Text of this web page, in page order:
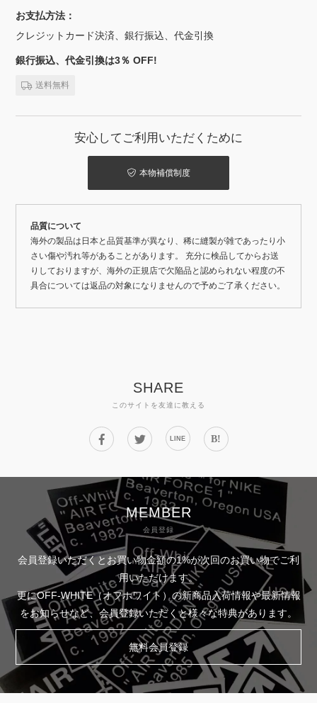
お支払方法：
クレジットカード決済、銀行振込、代金引換
銀行振込、代金引換は3％ OFF!
送料無料
安心してご利用いただくために
本物補償制度
品質について
海外の製品は日本と品質基準が異なり、稀に縫製が雑であったり小
さい傷や汚れ等があることがあります。 充分に検品してからお送
りしておりますが、海外の正規店で欠陥品と認められない程度の不
具合については返品の対象になりませんので予めご了承ください。
SHARE
このサイトを友達に教える
LINE B!
MEMBER
会員登録
会員登録いただくとお買い物金額の1%が次回のお買い物でご利
用いただけます。
更にOFF-WHITE（オフホワイト）の新商品入荷情報や最新情報
をお知らせなど、会員登録いただくと様々な特典があります。
無料会員登録